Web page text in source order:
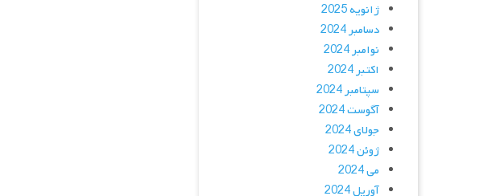
ژانویه 2025
دسامبر 2024
نوامبر 2024
اکتبر 2024
سپتامبر 2024
آگوست 2024
جولای 2024
ژوئن 2024
می 2024
آوریل 2024